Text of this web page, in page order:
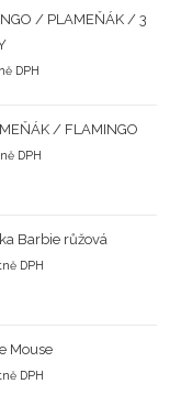
/ PLAMEŇÁK / 3
DPH
/ FLAMINGO
DPH
Barbie růžová
DPH
Mouse
DPH